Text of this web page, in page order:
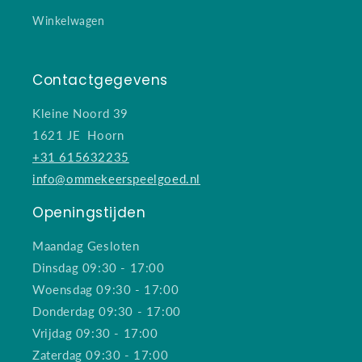
Winkelwagen
Contactgegevens
Kleine Noord 39
1621 JE Hoorn
+31 615632235
info@ommekeerspeelgoed.nl
Openingstijden
Maandag Gesloten
Dinsdag 09:30 - 17:00
Woensdag 09:30 - 17:00
Donderdag 09:30 - 17:00
Vrijdag 09:30 - 17:00
Zaterdag 09:30 - 17:00